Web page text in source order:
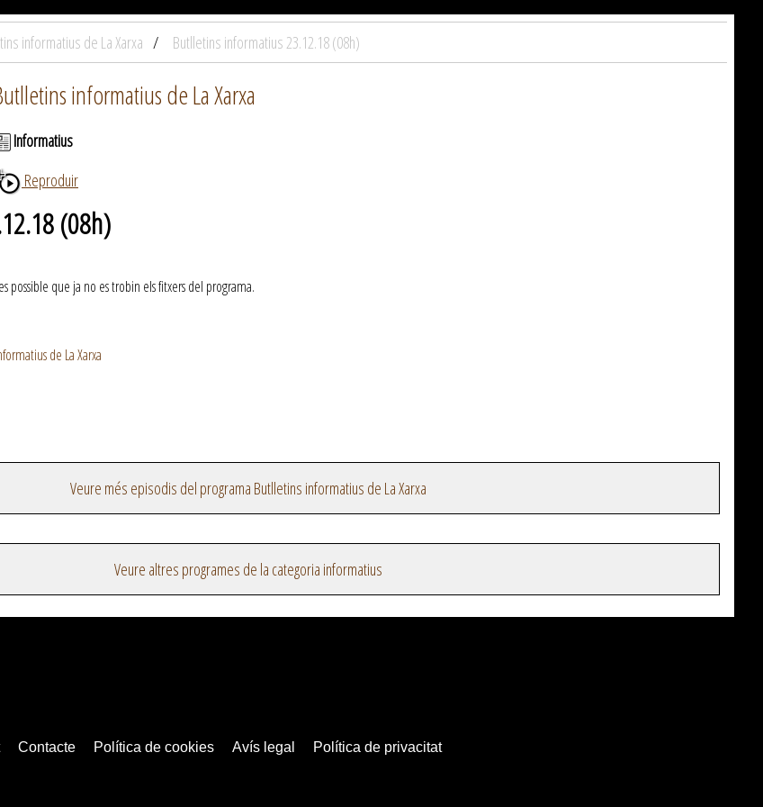
informatius de La Xarxa Butlletins informatius 23.12.18 (08h)
informatius de La Xarxa
Informatius
Reproduir
(08h)
possible que ja no es trobin els fitxers del programa.
de La Xarxa
Veure més episodis del programa Butlletins informatius de La Xarxa
Veure altres programes de la categoria informatius
Contacte Política de cookies Avís legal Política de privacitat